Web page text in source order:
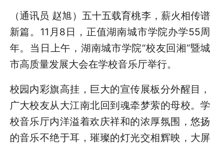
（通讯员 赵旭）五十五载育桃李，薪火相传谱
新篇。 11 月 8 日，正值湖南城市学院办学55周
年。当日上午，湖南城市学院“校友回湘”暨城
市高质量发展大会在学校音乐厅举行。
校园内彩旗高挂，巨大的宣传展板分外醒目，
广大校友从大江南北回到魂牵梦萦的母校。学
校音乐厅内洋溢着欢庆祥和的浓厚氛围，悠扬
的音乐不绝于耳，璀璨的灯光交相辉映，大屏